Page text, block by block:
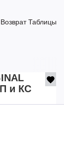
Таблицы
и КС